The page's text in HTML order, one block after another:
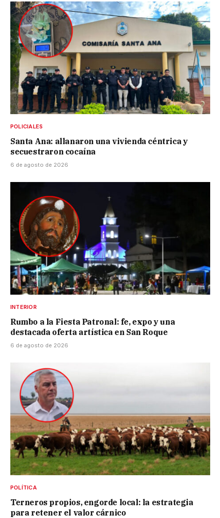
POLICIALES
Santa Ana: allanaron una vivienda céntrica y
secuestraron cocaína
6 de agosto de 2026
INTERIOR
Rumbo a la Fiesta Patronal: fe, expo y una
destacada oferta artística en San Roque
6 de agosto de 2026
POLÍTICA
Terneros propios, engorde local: la estrategia
para retener el valor cárnico